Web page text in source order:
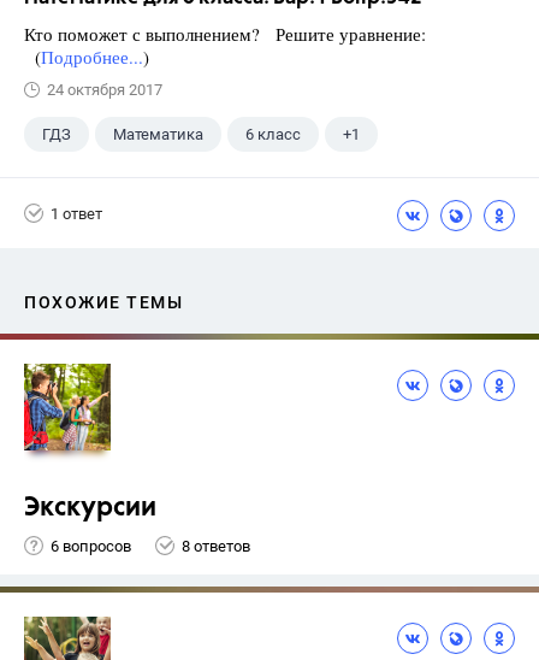
Кто поможет с выполнением? Решите уравнение:
(Подробнее...)
24 октября 2017
ГДЗ Математика 6 класс +1
1 ответ
ПОХОЖИЕ ТЕМЫ
Экскурсии
6 вопросов 8 ответов